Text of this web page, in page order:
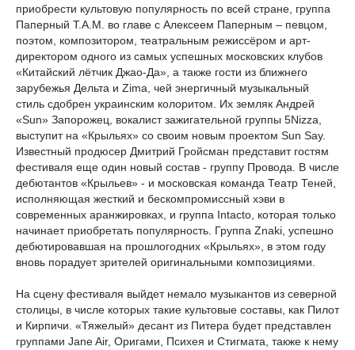
приобрести культовую популярность по всей стране, группа
Паперный Т.А.М. во главе с Алексеем Паперным – певцом,
поэтом, композитором, театральным режиссёром и арт-
директором одного из самых успешных московских клубов
«Китайский лётчик Джао-Да», а также гости из ближнего
зарубежья Дельта и Zima, чей энергичный музыкальный
стиль сдобрен украинским колоритом. Их земляк Андрей
«Sun» Запорожец, вокалист зажигательной группы 5Nizza,
выступит на «Крыльях» со своим новым проектом Sun Say.
Известный продюсер Дмитрий Гройсман представит гостям
фестиваля еще один новый состав - группу Провода. В числе
дебютантов «Крыльев» - и московская команда Театр Теней,
исполняющая жесткий и бескомпромиссный хэви в
современных аранжировках, и группа Intacto, которая только
начинает приобретать популярность. Группа Znaki, успешно
дебютировавшая на прошлогодних «Крыльях», в этом году
вновь порадует зрителей оригинальными композициями.
На сцену фестиваля выйдет немало музыкантов из северной
столицы, в числе которых такие культовые составы, как Пилот
и Кирпичи. «Тяжелый» десант из Питера будет представлен
группами Jane Air, Оригами, Психея и Стигмата, также к нему